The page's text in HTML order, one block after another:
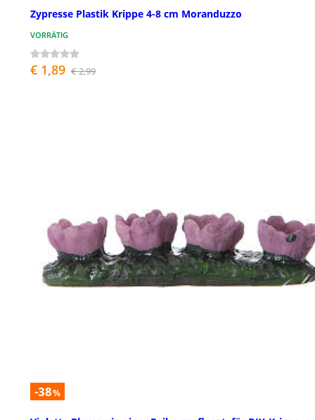
Zypresse Plastik Krippe 4-8 cm Moranduzzo
VORRÄTIG
€ 1,89 € 2,99
-38%